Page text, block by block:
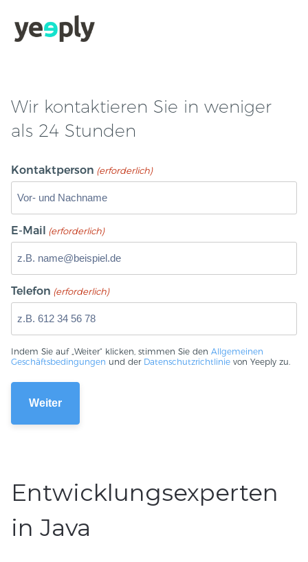
Entwicklungsexperten
in Java
Wir kontaktieren Sie in weniger
als 24 Stunden
Kontaktperson (erforderlich)
E-Mail (erforderlich)
Telefon (erforderlich)
Indem Sie auf „Weiter“ klicken, stimmen Sie den Allgemeinen
Geschäftsbedingungen und der Datenschutzrichtlinie von Yeeply zu.